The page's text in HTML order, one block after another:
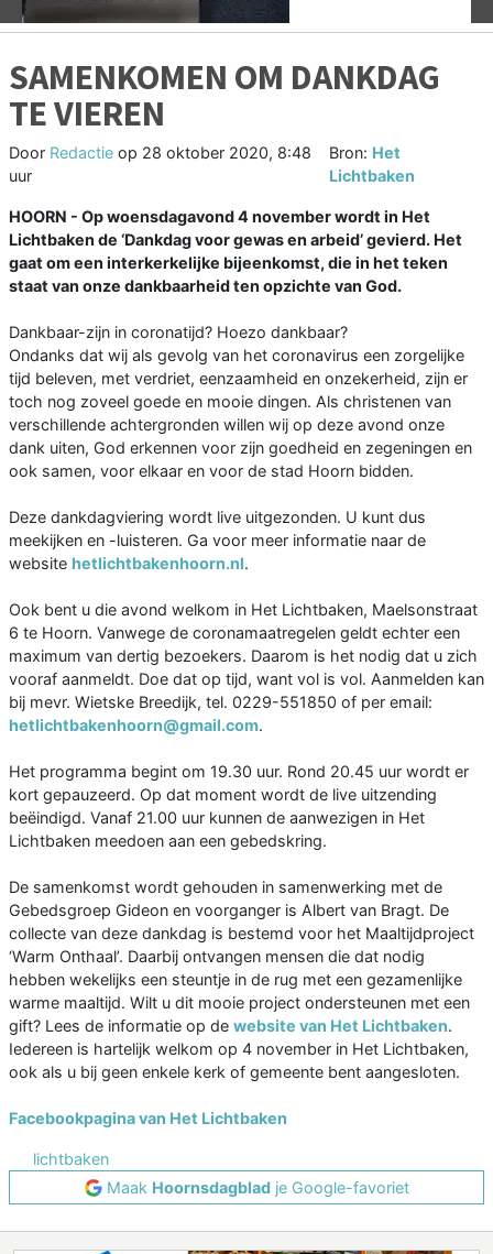
SAMENKOMEN OM DANKDAG
TE VIEREN
Door Redactie op 28 oktober 2020, 8:48
uur
Bron: Het
Lichtbaken
HOORN - Op woensdagavond 4 november wordt in Het
Lichtbaken de ‘Dankdag voor gewas en arbeid’ gevierd. Het
gaat om een interkerkelijke bijeenkomst, die in het teken
staat van onze dankbaarheid ten opzichte van God.
Dankbaar-zijn in coronatijd? Hoezo dankbaar?
Ondanks dat wij als gevolg van het coronavirus een zorgelijke
tijd beleven, met verdriet, eenzaamheid en onzekerheid, zijn er
toch nog zoveel goede en mooie dingen. Als christenen van
verschillende achtergronden willen wij op deze avond onze
dank uiten, God erkennen voor zijn goedheid en zegeningen en
ook samen, voor elkaar en voor de stad Hoorn bidden.
Deze dankdagviering wordt live uitgezonden. U kunt dus
meekijken en -luisteren. Ga voor meer informatie naar de
website hetlichtbakenhoorn.nl.
Ook bent u die avond welkom in Het Lichtbaken, Maelsonstraat
6 te Hoorn. Vanwege de coronamaatregelen geldt echter een
maximum van dertig bezoekers. Daarom is het nodig dat u zich
vooraf aanmeldt. Doe dat op tijd, want vol is vol. Aanmelden kan
bij mevr. Wietske Breedijk, tel. 0229-551850 of per email:
hetlichtbakenhoorn@gmail.com.
Het programma begint om 19.30 uur. Rond 20.45 uur wordt er
kort gepauzeerd. Op dat moment wordt de live uitzending
beëindigd. Vanaf 21.00 uur kunnen de aanwezigen in Het
Lichtbaken meedoen aan een gebedskring.
De samenkomst wordt gehouden in samenwerking met de
Gebedsgroep Gideon en voorganger is Albert van Bragt. De
collecte van deze dankdag is bestemd voor het Maaltijdproject
‘Warm Onthaal’. Daarbij ontvangen mensen die dat nodig
hebben wekelijks een steuntje in de rug met een gezamenlijke
warme maaltijd. Wilt u dit mooie project ondersteunen met een
gift? Lees de informatie op de website van Het Lichtbaken.
Iedereen is hartelijk welkom op 4 november in Het Lichtbaken,
ook als u bij geen enkele kerk of gemeente bent aangesloten.
Facebookpagina van Het Lichtbaken
lichtbaken
Maak Hoornsdagbladje Google-favoriet